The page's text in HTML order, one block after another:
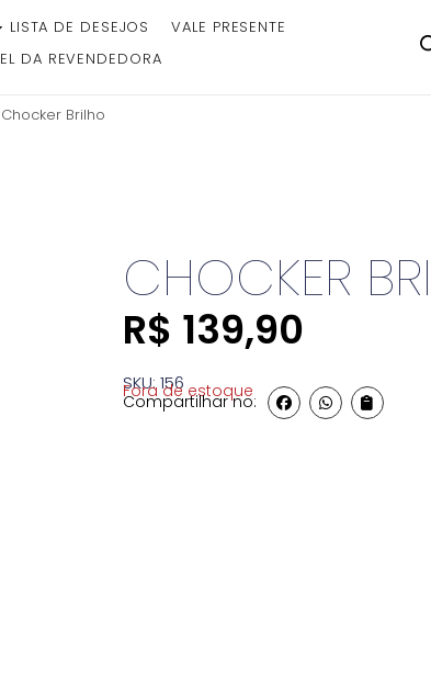
LISTA DE DESEJOS
VALE PRESENTE
DA REVENDEDORA
Brilho
CHOCKER
R$ 139,90
SKU: 156
Fora de estoque
Compartilhar no: